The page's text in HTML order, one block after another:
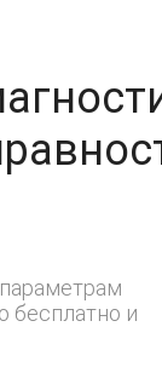
бесплатно и